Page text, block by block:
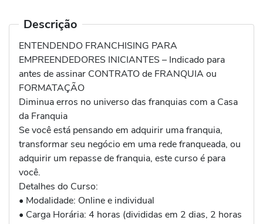
Descrição
ENTENDENDO FRANCHISING PARA
EMPREENDEDORES INICIANTES – Indicado para
antes de assinar CONTRATO de FRANQUIA ou
FORMATAÇÃO
Diminua erros no universo das franquias com a Casa
da Franquia
Se você está pensando em adquirir uma franquia,
transformar seu negócio em uma rede franqueada, ou
adquirir um repasse de franquia, este curso é para
você.
Detalhes do Curso:
• Modalidade: Online e individual
• Carga Horária: 4 horas (divididas em 2 dias, 2 horas